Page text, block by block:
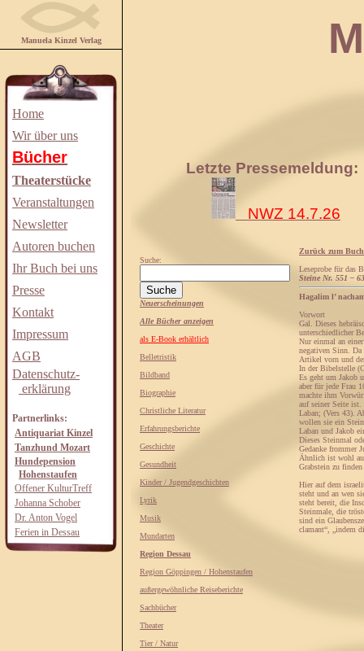
Manuela Kinzel Verlag
Home
Wir über uns
Bücher
Theaterstücke
Veranstaltungen
Newsletter
Autoren buchen
Ihr Buch bei uns
Presse
Kontakt
Impressum
AGB
Datenschutz-
erklärung
Partnerlinks:
Antiquariat Kinzel
Tanzhund Mozart
Hundepension
Hohenstaufen
Offener KulturTreff
Johanna Schober
Dr. Anton Vogel
Ferien in Dessau
Letzte Pressemeldung:
NWZ 14.7.26
Suche:
Neuerscheinungen
Alle Bücher anzeigen
als E-Book erhältlich
Belletristik
Bildband
Biographie
Christliche Literatur
Erfahrungsberichte
Geschichte
Gesundheit
Kinder / Jugendgeschichten
Lyrik
Musik
Mundarten
Region Dessau
Region Göppingen / Hohenstaufen
außergewöhnliche Reiseberichte
Sachbücher
Theater
Tier / Natur
Zurück zum Buch
Leseprobe für das
Steine Nr. 551 –
Hagalim l’
Vorwort
Gal. Dieses
unterschiedlicher
Nur einmal an
negativen Sinn. Da
Artikel vorn und
In der Bibelstelle
Es geht um Jakob
aber für jede Frau
machte ihm
auf seiner Seite
Laban; (Vers 43).
wollen sie ein
Laban und Jakob
Dieses Steinmal
Gedanke frommer
Ähnlich ist wohl
Grabstein zu
Hier auf dem
steht und an wen
steht bereit, die
Steinmale, die
sind ein
clamant“, „indem